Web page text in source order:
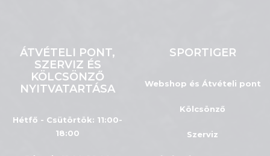
ÁTVÉTELI PONT,
SZERVIZ ÉS
KÖLCSÖNZŐ
NYITVATARTÁSA
Hétfő - Csütörtök: 11:00-
18:00
SPORTIGER
Webshop és Átvételi pont
Kölcsönző
Szerviz